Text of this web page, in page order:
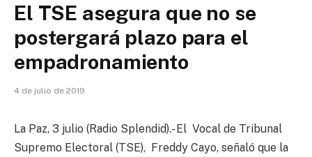
El TSE asegura que no se
postergará plazo para el
empadronamiento
4 de julio de 2019
La Paz, 3 julio (Radio Splendid).- El Vocal de Tribunal
Supremo Electoral (TSE), Freddy Cayo, señaló que la